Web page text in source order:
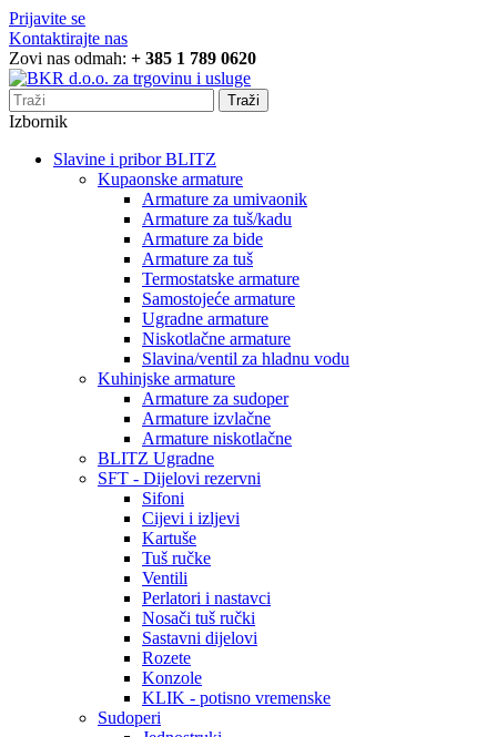
Prijavite se
Kontaktirajte nas
Zovi nas odmah: + 385 1 789 0620
Traži
Izbornik
Slavine i pribor BLITZ
Kupaonske armature
Armature za umivaonik
Armature za tuš/kadu
Armature za bide
Armature za tuš
Termostatske armature
Samostojeće armature
Ugradne armature
Niskotlačne armature
Slavina/ventil za hladnu vodu
Kuhinjske armature
Armature za sudoper
Armature izvlačne
Armature niskotlačne
BLITZ Ugradne
SFT - Dijelovi rezervni
Sifoni
Cijevi i izljevi
Kartuše
Tuš ručke
Ventili
Perlatori i nastavci
Nosači tuš ručki
Sastavni dijelovi
Rozete
Konzole
KLIK - potisno vremenske
Sudoperi